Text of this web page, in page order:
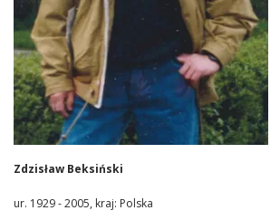
Zdzisław Beksiński
ur. 1929 - 2005, kraj: Polska